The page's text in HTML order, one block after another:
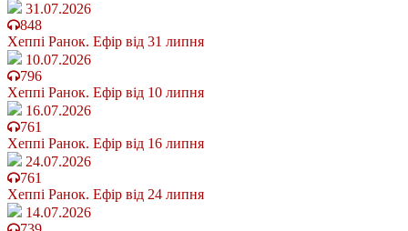
31.07.2026
848
Хеппі Ранок. Ефір від 31 липня
10.07.2026
796
Хеппі Ранок. Ефір від 10 липня
16.07.2026
761
Хеппі Ранок. Ефір від 16 липня
24.07.2026
761
Хеппі Ранок. Ефір від 24 липня
14.07.2026